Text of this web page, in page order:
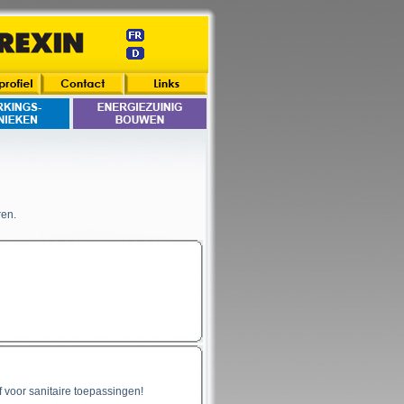
sanitaire toepassingen!